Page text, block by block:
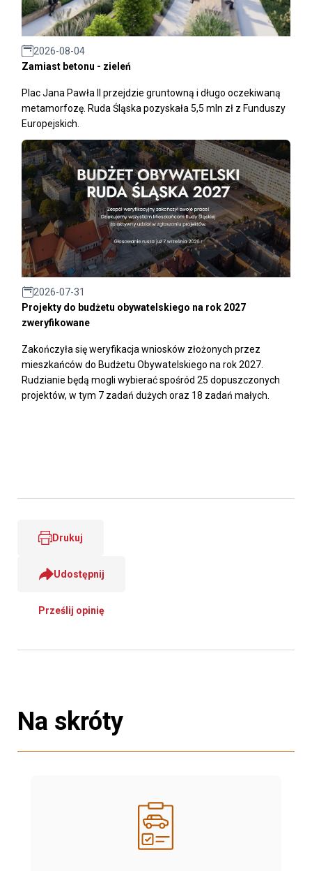
2026-08-04
Zamiast betonu - zieleń
Plac Jana Pawła II przejdzie gruntowną i długo oczekiwaną
metamorfozę. Ruda Śląska pozyskała 5,5 mln zł z Funduszy
Europejskich.
2026-07-31
Projekty do budżetu obywatelskiego na rok 2027
zweryfikowane
Zakończyła się weryfikacja wniosków złożonych przez
mieszkańców do Budżetu Obywatelskiego na rok 2027.
Rudzianie będą mogli wybierać spośród 25 dopuszczonych
projektów, w tym 7 zadań dużych oraz 18 zadań małych.
Drukuj
Udostępnij
Prześlij opinię
Na skróty